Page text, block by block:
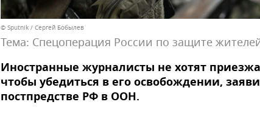
© Sputnik / Сергей Бобылев
Тема: Спецоперация России по защите
Иностранные журналисты не хотят
чтобы убедиться в его освобождении,
постпредстве РФ в ООН.